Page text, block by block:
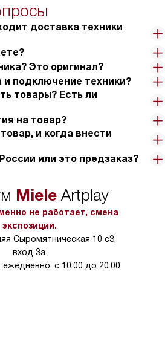
доставка техники
Это оригинал?
и подключение техники?
товары? Есть ли
на товар?
и когда внести
или это предзаказ?
MieleArtplay
не работает, смена
экспозиции.
Сыромятническая 10 с3,
вход 3а.
с 10.00 до 20.00.